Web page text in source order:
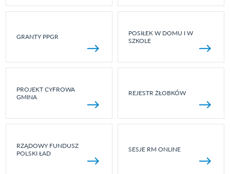
GRANTY PPGR
POSIŁEK W DOMU I W
SZKOLE
PROJEKT CYFROWA
GMINA
REJESTR ŻŁOBKÓW
RZĄDOWY FUNDUSZ
POLSKI ŁAD
SESJE RM ONLINE